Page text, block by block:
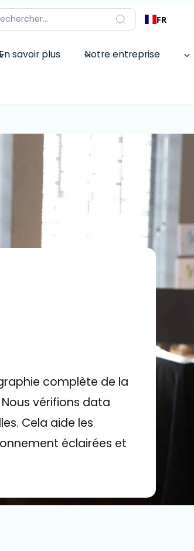
FR
savoir plus Notre entreprise
complète de la
vérifions data
Cela aide les
éclairées et